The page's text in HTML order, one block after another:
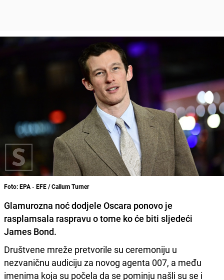
Foto: EPA - EFE / Callum Turner
Glamurozna noć dodjele Oscara ponovo je
rasplamsala raspravu o tome ko će biti sljedeći
James Bond.
Društvene mreže pretvorile su ceremoniju u
nezvaničnu audiciju za novog agenta 007, a među
imenima koja su počela da se pominju našli su se i